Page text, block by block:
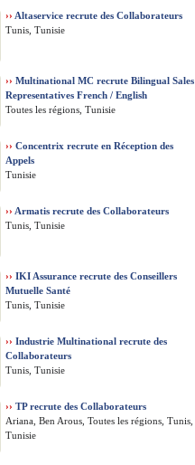
›› Altaservice recrute des Collaborateurs
Tunis, Tunisie
›› Multinational MC recrute Bilingual Sales
Representatives French / English
Toutes les régions, Tunisie
›› Concentrix recrute en Réception des
Appels
Tunisie
›› Armatis recrute des Collaborateurs
Tunis, Tunisie
›› IKI Assurance recrute des Conseillers
Mutuelle Santé
Tunis, Tunisie
›› Industrie Multinational recrute des
Collaborateurs
Tunis, Tunisie
›› TP recrute des Collaborateurs
Ariana, Ben Arous, Toutes les régions, Tunis,
Tunisie